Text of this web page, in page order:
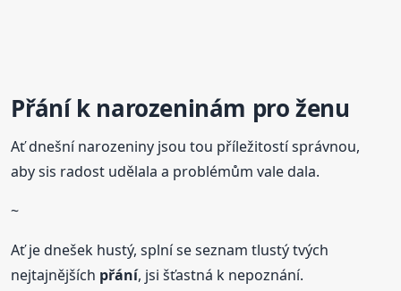
Přání k narozeninám pro ženu
Ať dnešní narozeniny jsou tou příležitostí správnou,
aby sis radost udělala a problémům vale dala.
~
Ať je dnešek hustý, splní se seznam tlustý tvých
nejtajnějších přání, jsi šťastná k nepoznání.